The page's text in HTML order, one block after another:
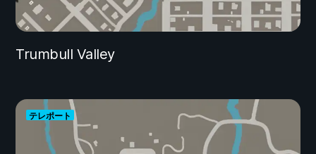
Trumbull Valley
テレポート